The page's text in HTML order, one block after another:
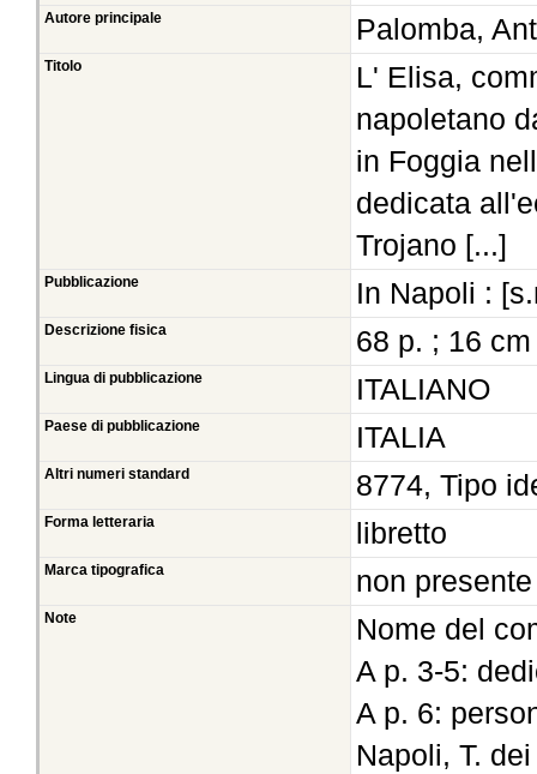
Autore principale Palomba,
Titolo
L' Elisa,
napoletano
in Foggia
dedicata
Trojano [...]
Pubblicazione In Napoli :
Descrizione fisica 68 p. ; 16 cm
Lingua di pubblicazione ITALIANO
Paese di pubblicazione ITALIA
Altri numeri standard 8774, Tipo
Forma letteraria libretto
Marca tipografica non presente
Note
Nome del
A p. 3-5:
A p. 6:
Napoli, T.